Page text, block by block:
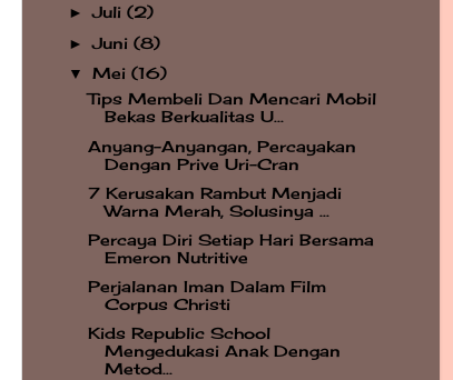
►Juli(2)
►Juni(8)
▼Mei(16)
Tips Membeli Dan Mencari Mobil
Bekas Berkualitas U...
Anyang-Anyangan, Percayakan
Dengan Prive Uri-Cran
7 Kerusakan Rambut Menjadi
Warna Merah, Solusinya ...
Percaya Diri Setiap Hari Bersama
Emeron Nutritive
Perjalanan Iman Dalam Film
Corpus Christi
Kids Republic School
Mengedukasi Anak Dengan
Metod...